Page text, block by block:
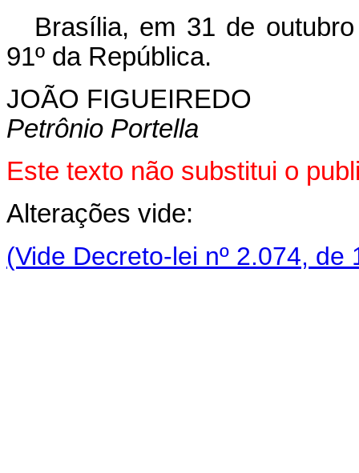
Brasília, em 31 de
91º da República.
JOÃO FIGUEIREDO
Petrônio Portella
Este texto não substitui o
Alterações vide:
(Vide Decreto-lei nº 2.074, de